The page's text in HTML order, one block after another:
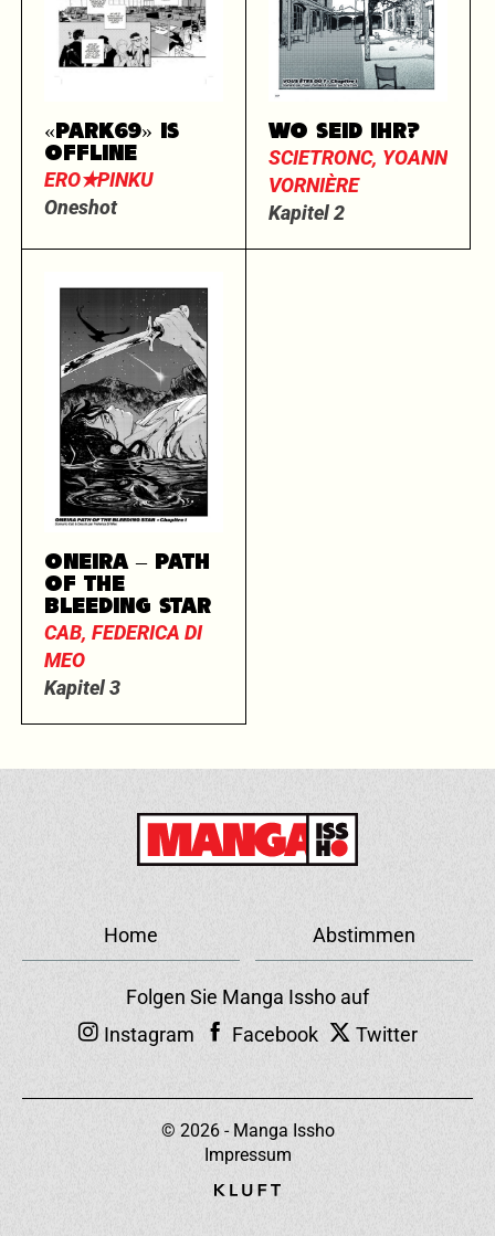
«PARK69» IS
OFFLINE
ERO✭PINKU
Oneshot
WO SEID IHR?
SCIETRONC, YOANN
VORNIÈRE
Kapitel 2
ONEIRA – PATH
OF THE
BLEEDING STAR
CAB, FEDERICA DI
MEO
Kapitel 3
Home Abstimmen
Folgen Sie Manga Issho auf
Instagram
Facebook Twitter
© 2026 - Manga Issho
Impressum